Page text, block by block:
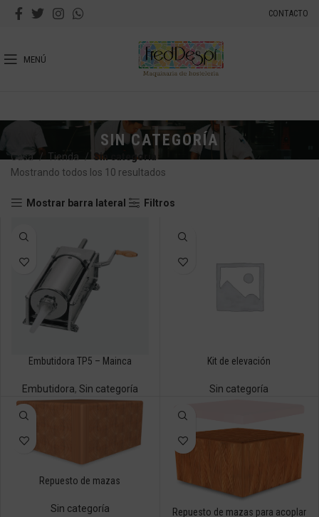
CONTACTO
MENÚ
SIN CATEGORÍA
Casa Tienda
Sin categoría
Mostrando todos los 10 resultados
Mostrar barra lateral Filtros
Embutidora TP5 – Mainca
Embutidora, Sin categoría
Kit de elevación
Sin categoría
Repuesto de mazas
Sin categoría
Repuesto de mazas para acoplar